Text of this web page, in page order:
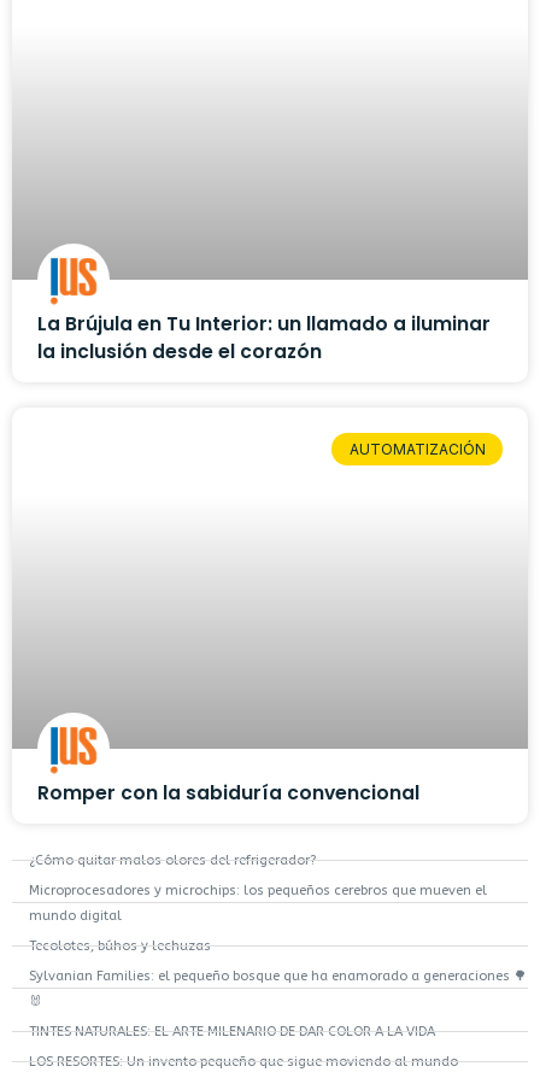
La Brújula en Tu Interior: un llamado a iluminar
la inclusión desde el corazón
AUTOMATIZACIÓN
Romper con la sabiduría convencional
¿Cómo quitar malos olores del refrigerador?
Microprocesadores y microchips: los pequeños cerebros que mueven el
mundo digital
Tecolotes, búhos y lechuzas
Sylvanian Families: el pequeño bosque que ha enamorado a generaciones 🌳
🐰
TINTES NATURALES: EL ARTE MILENARIO DE DAR COLOR A LA VIDA
LOS RESORTES: Un invento pequeño que sigue moviendo al mundo